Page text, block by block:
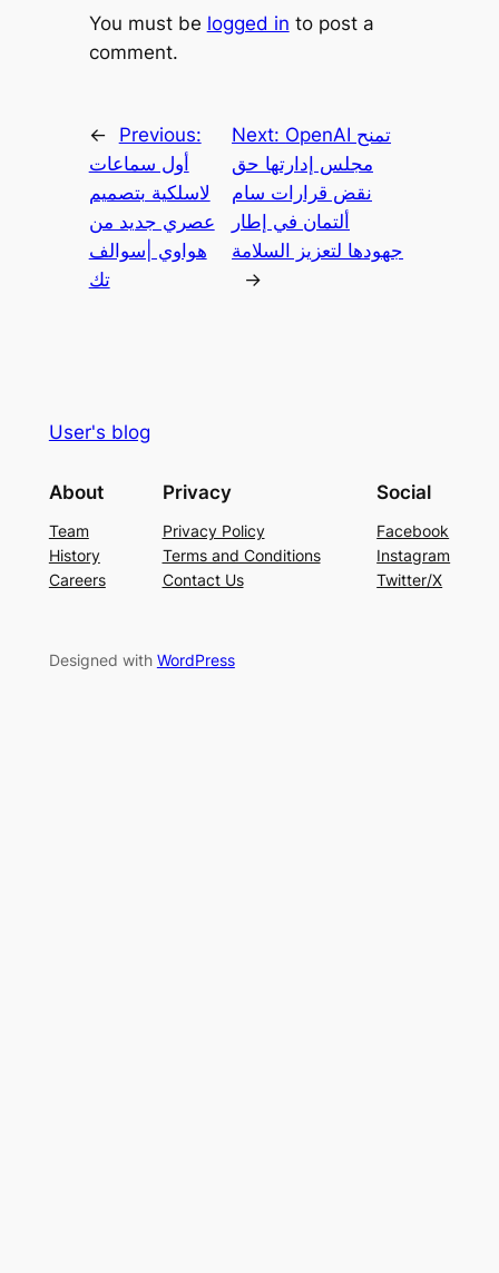
You must be logged in to post a
comment.
←
Previous:
أول سماعات
لاسلكية بتصميم
عصري جديد من
هواوي |سوالف
تك
Next: OpenAI تمنح
مجلس إدارتها حق
نقض قرارات سام
ألتمان في إطار
جهودها لتعزيز السلامة
→
User's blog
About
Team
History
Careers
Privacy
Privacy Policy
Terms and Conditions
Contact Us
Social
Facebook
Instagram
Twitter/X
Designed with WordPress